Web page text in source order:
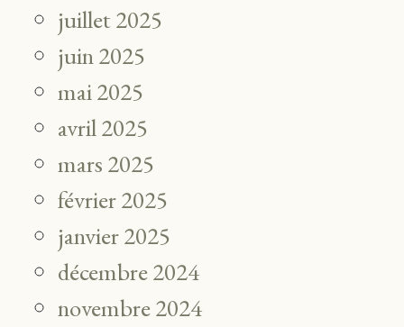
juillet 2025
juin 2025
mai 2025
avril 2025
mars 2025
février 2025
janvier 2025
décembre 2024
novembre 2024